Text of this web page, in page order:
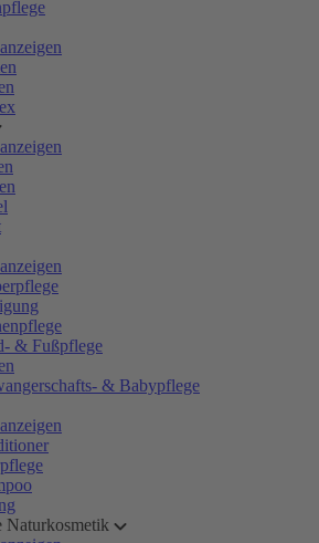
& Fußpflege
& Babypflege
Naturkosmetik